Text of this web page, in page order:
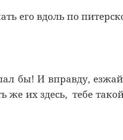
его вдоль по
бы! И вправду,
же их здесь, тебе